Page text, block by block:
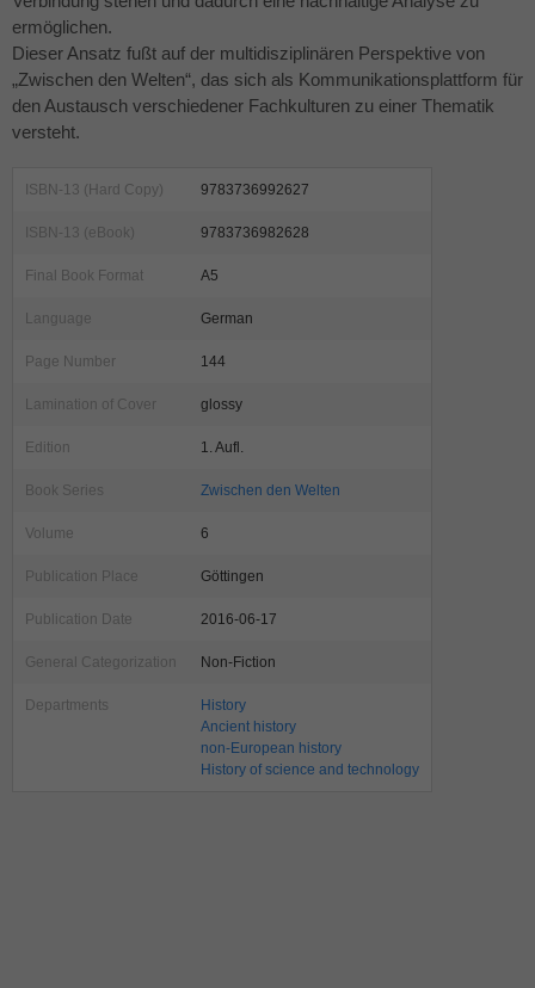
ermöglichen.
Dieser Ansatz fußt auf der multidisziplinären Perspektive von
„Zwischen den Welten“, das sich als Kommunikationsplattform für
den Austausch verschiedener Fachkulturen zu einer Thematik
versteht.
ISBN-13 (Hard Copy) 9783736992627
ISBN-13 (eBook) 9783736982628
Final Book Format A5
Language German
Page Number 144
Lamination of Cover glossy
Edition 1. Aufl.
Book Series Zwischen den Welten
Volume 6
Publication Place Göttingen
Publication Date 2016-06-17
General Categorization Non-Fiction
Departments
History
Ancient history
non-European history
History of science and technology